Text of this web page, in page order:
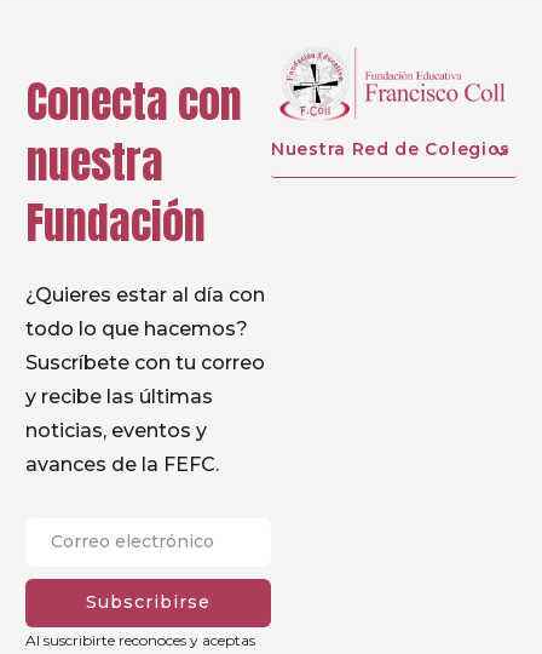
Conecta con
nuestra
Fundación
¿Quieres estar al día con
todo lo que hacemos?
Suscríbete con tu correo
y recibe las últimas
noticias, eventos y
avances de la FEFC.
Subscribirse
Al suscribirte reconoces y aceptas
Nuestra Red de Colegios